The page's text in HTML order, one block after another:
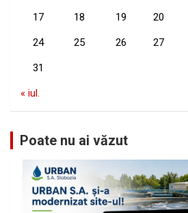
17 18 19 20
24 25 26 27
31
« iul.
Poate nu ai văzut